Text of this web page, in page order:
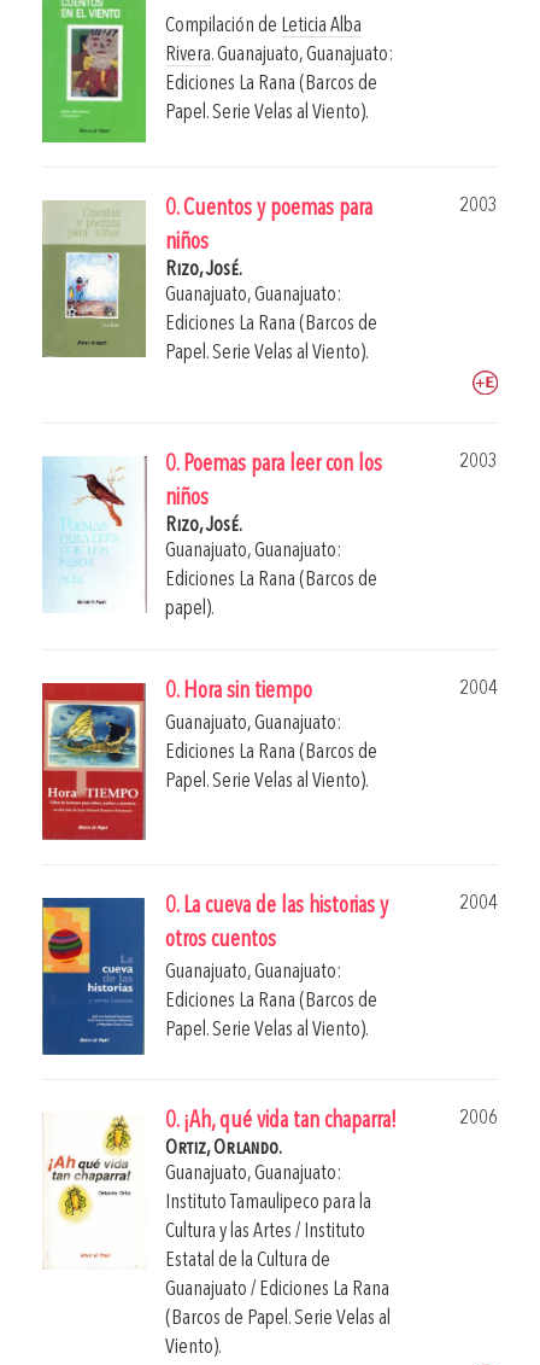
Compilación de Leticia Alba
Rivera.Guanajuato, Guanajuato:
Ediciones La Rana (Barcos de
Papel. Serie Velas al Viento).
0. Cuentos y poemas para
niños
2003
Rizo, José.
Guanajuato, Guanajuato:
Ediciones La Rana (Barcos de
Papel. Serie Velas al Viento).
0. Poemas para leer con los
niños
2003
Rizo, José.
Guanajuato, Guanajuato:
Ediciones La Rana (Barcos de
papel).
0. Hora sin tiempo
2004
Guanajuato, Guanajuato:
Ediciones La Rana (Barcos de
Papel. Serie Velas al Viento).
0. La cueva de las historias y
otros cuentos
2004
Guanajuato, Guanajuato:
Ediciones La Rana (Barcos de
Papel. Serie Velas al Viento).
0. ¡Ah, qué vida tan chaparra!
2006
Ortiz, Orlando.
Guanajuato, Guanajuato:
Instituto Tamaulipeco para la
Cultura y las Artes / Instituto
Estatal de la Cultura de
Guanajuato / Ediciones La Rana
(Barcos de Papel. Serie Velas al
Viento).